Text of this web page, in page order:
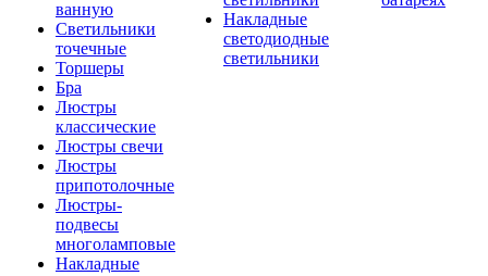
ванную
Светильники
точечные
Торшеры
Бра
Люстры
классические
Люстры свечи
Люстры
припотолочные
Люстры-
подвесы
многоламповые
Накладные
Накладные
светодиодные
светильники